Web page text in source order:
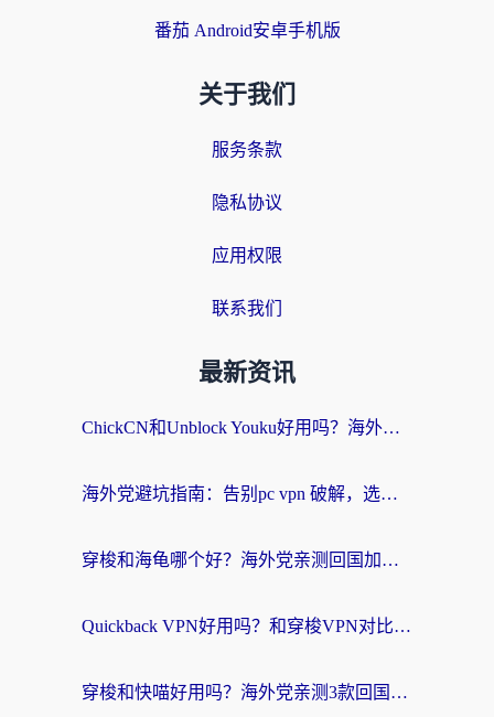
番茄 Android安卓手机版
关于我们
服务条款
隐私协议
应用权限
联系我们
最新资讯
ChickCN和Unblock Youku好用吗？海外党亲测3款回国加速器，附iOS免费选择指南
海外党避坑指南：告别pc vpn 破解，选对回国加速器轻松访问国内资源
穿梭和海龟哪个好？海外党亲测回国加速器，附电脑免费VPN推荐
Quickback VPN好用吗？和穿梭VPN对比哪个回国效果更好？海外党必看的真实测评与选择指南
穿梭和快喵好用吗？海外党亲测3款回国加速器，附日本回国VPN避坑指南